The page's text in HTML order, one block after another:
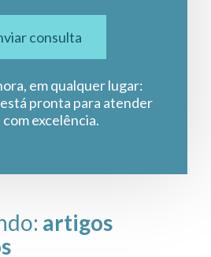
consulta
em qualquer lugar:
pronta para atender
excelência.
artigos